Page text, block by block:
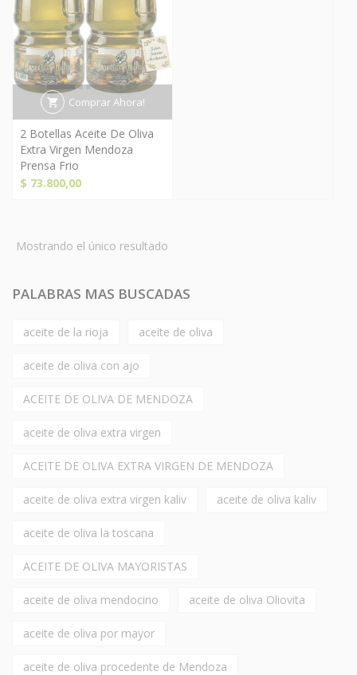
Comprar Ahora!
2 Botellas Aceite De Oliva
Extra Virgen Mendoza
Prensa Frio
$ 73.800,00
Mostrando el único resultado
PALABRAS MAS BUSCADAS
aceite de la rioja aceite de oliva
aceite de oliva con ajo
ACEITE DE OLIVA DE MENDOZA
aceite de oliva extra virgen
ACEITE DE OLIVA EXTRA VIRGEN DE MENDOZA
aceite de oliva extra virgen kaliv aceite de oliva kaliv
aceite de oliva la toscana
ACEITE DE OLIVA MAYORISTAS
aceite de oliva mendocino aceite de oliva Oliovita
aceite de oliva por mayor
aceite de oliva procedente de Mendoza